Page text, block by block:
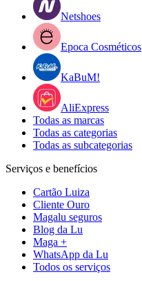
Netshoes
Epoca Cosméticos
KaBuM!
AliExpress
Todas as marcas
Todas as categorias
Todas as subcategorias
Serviços e benefícios
Cartão Luiza
Cliente Ouro
Magalu seguros
Blog da Lu
Maga +
WhatsApp da Lu
Todos os serviços